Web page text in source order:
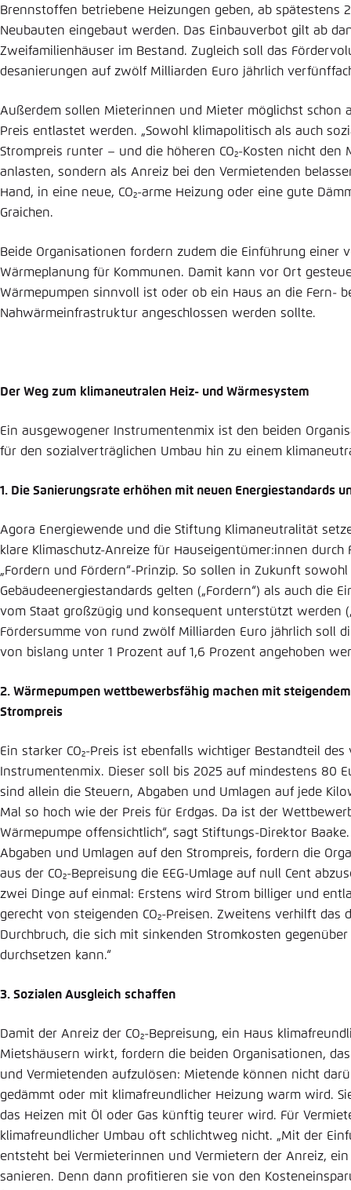
Brennstoffen betriebene Heizungen geben, ab spätestens
Neubauten ein­gebaut werden. Das Einbauverbot gilt ab
Zweifamilienhäuser im Bestand. Zugleich soll das
de­sanierungen auf zwölf Milliarden Euro jährlich
Außerdem sollen Mieterinnen und Mieter möglichst schon
Preis entlastet werden. „Sowohl klimapolitisch als auch
Strompreis runter – und die höheren CO₂-Kosten nicht
anlasten, sondern als Anreiz bei den Vermietenden
Hand, in eine neue, CO₂-arme Heizung oder eine gute
Graichen.
Beide Organisationen fordern zudem die Einführung einer
Wärme­planung für Kommunen. Damit kann vor Ort
Wärmepum­pen sinnvoll ist oder ob ein Haus an die Fern-
Nahwärmeinfrastruktur ange­schlossen werden sollte.
Der Weg zum klimaneutralen Heiz- und Wärmesystem
Ein ausgewogener Instrumentenmix ist den beiden
für den sozialver­träglichen Umbau hin zu einem
1. Die Sanierungsrate erhöhen mit neuen Energiestandards
Agora Energiewende und die Stiftung Klimaneutralität
klare Klimaschutz-Anreize für Hauseigentümer:innen durch
„Fordern und Fördern“-Prinzip. So sollen in Zukunft sowohl
Gebäudeenergiestandards gelten („Fordern“) als auch die
vom Staat großzügig und konsequent unterstützt werden
Fördersumme von rund zwölf Milliarden Euro jährlich soll
von bislang unter 1 Prozent auf 1,6 Prozent angehoben
2. Wärmepumpen wettbewerbsfähig machen mit steigendem
Strompreis
Ein starker CO₂-Preis ist ebenfalls wichtiger Bestandteil des
Instrumentenmix. Dieser soll bis 2025 auf mindestens 80
sind allein die Steuern, Abgaben und Umlagen auf jede
Mal so hoch wie der Preis für Erdgas. Da ist der
Wärmepumpe offensichtlich“, sagt Stiftungs-Direktor
Abgaben und Umlagen auf den Strom­preis, fordern die
aus der CO₂-Bepreisung die EEG-Umlage auf null Cent
zwei Dinge auf einmal: Erstens wird Strom billiger und
gerecht von steigenden CO₂-Preisen. Zweitens verhilft das
Durchbruch, die sich mit sinkenden Stromkosten
durchsetzen kann.“
3. Sozialen Ausgleich schaffen
Damit der Anreiz der CO₂-Bepreisung, ein Haus
Mietshäu­sern wirkt, fordern die beiden Organisationen,
und Vermie­tenden aufzulösen: Mietende können nicht
gedämmt oder mit klimafreundlicher Heizung warm wird.
das Heizen mit Öl oder Gas künftig teurer wird. Für
klimafreund­licher Umbau oft schlichtweg nicht. „Mit der
entsteht bei Vermieterinnen und Vermietern der Anreiz,
sanieren. Denn dann profitieren sie von den